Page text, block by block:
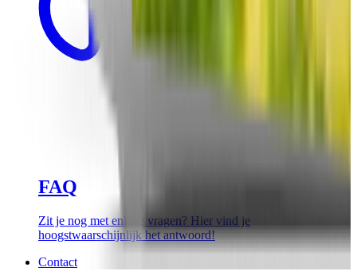
FAQ
Zit je nog met enkele vragen? Hier vind je
hoogstwaarschijnlijk het antwoord!
Contact